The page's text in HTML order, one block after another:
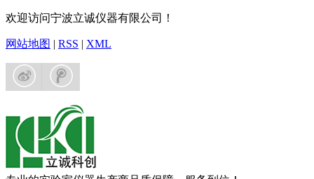
欢迎访问宁波立诚仪器有限公司！
网站地图 | RSS | XML